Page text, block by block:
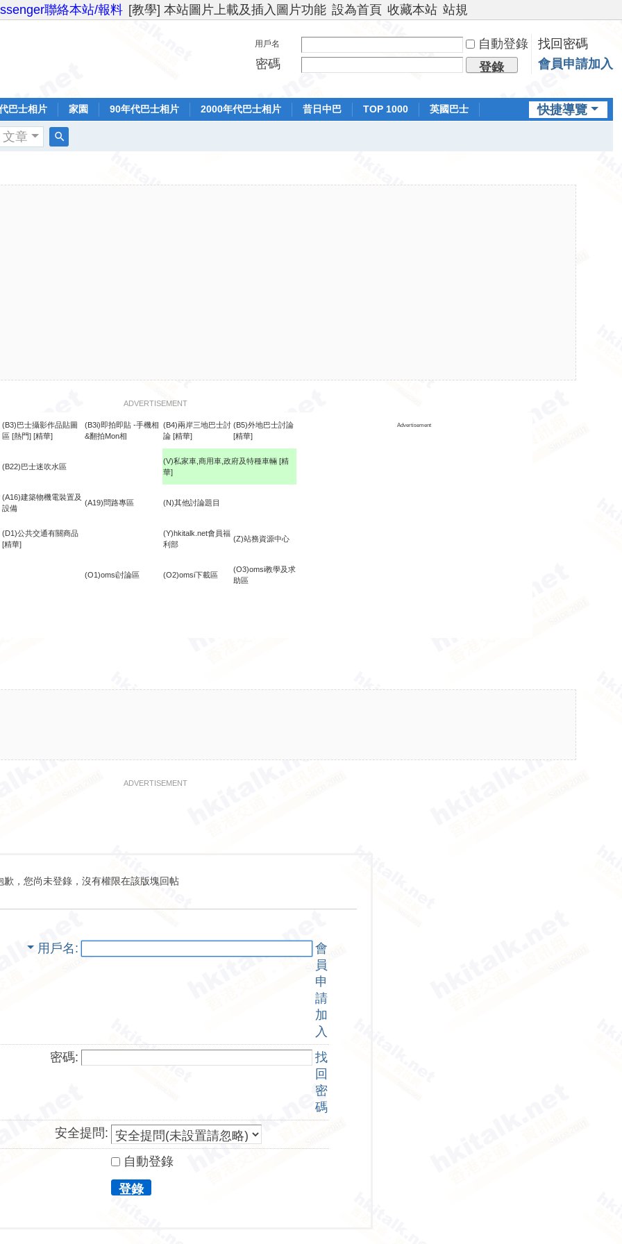
聯絡本站/報料 [教學] 本站圖片上載及插入圖片功能 設為首頁 收藏本站 站規
用戶名 自動登錄
找回密碼
密碼
登錄 會員申請加入
快捷導覽
巴士相片 家園 90年代巴士相片 2000年代巴士相片 昔日中巴 TOP 1000
英國巴士
文章
ADVERTISEMENT
(B3)巴士攝影作品貼圖
區 [熱門] [精華]
(B3i)即拍即貼 -手機相
&翻拍Mon相
(B4)兩岸三地巴士討
論 [精華]
(B5)外地巴士討論
[精華]
Advertisement
(B22)巴士迷吹水區
(V)私家車,商用車,政府及特種車輛 [精
華]
(A16)建築物機電裝置及
設備
(A19)問路專區 (N)其他討論題目
(D1)公共交通有關商品
[精華]
(Y)hkitalk.net會員福
利部
(Z)站務資源中心
(O1)omsi討論區 (O2)omsi下載區
(O3)omsi教學及求
助區
ADVERTISEMENT
歉，您尚未登錄，沒有權限在該版塊回帖
用戶名
會
員
申
請
加
入
密碼:
找
回
密
碼
安全提問:
自動登錄
登錄